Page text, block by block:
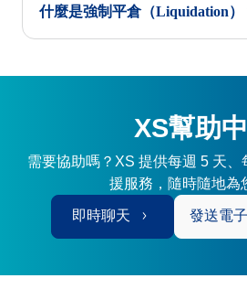
什麼是強制平倉（Liquidation）
XS幫助
需要協助嗎？XS 提供每週 5 天、
援服務，隨時隨地為
即時聊天 發送電